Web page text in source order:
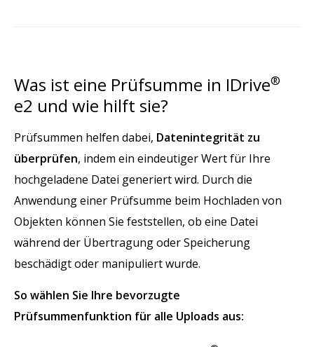
Was ist eine Prüfsumme in IDrive®
e2 und wie hilft sie?
Prüfsummen helfen dabei, Datenintegrität zu
überprüfen, indem ein eindeutiger Wert für Ihre
hochgeladene Datei generiert wird. Durch die
Anwendung einer Prüfsumme beim Hochladen von
Objekten können Sie feststellen, ob eine Datei
während der Übertragung oder Speicherung
beschädigt oder manipuliert wurde.
So wählen Sie Ihre bevorzugte
Prüfsummenfunktion für alle Uploads aus: